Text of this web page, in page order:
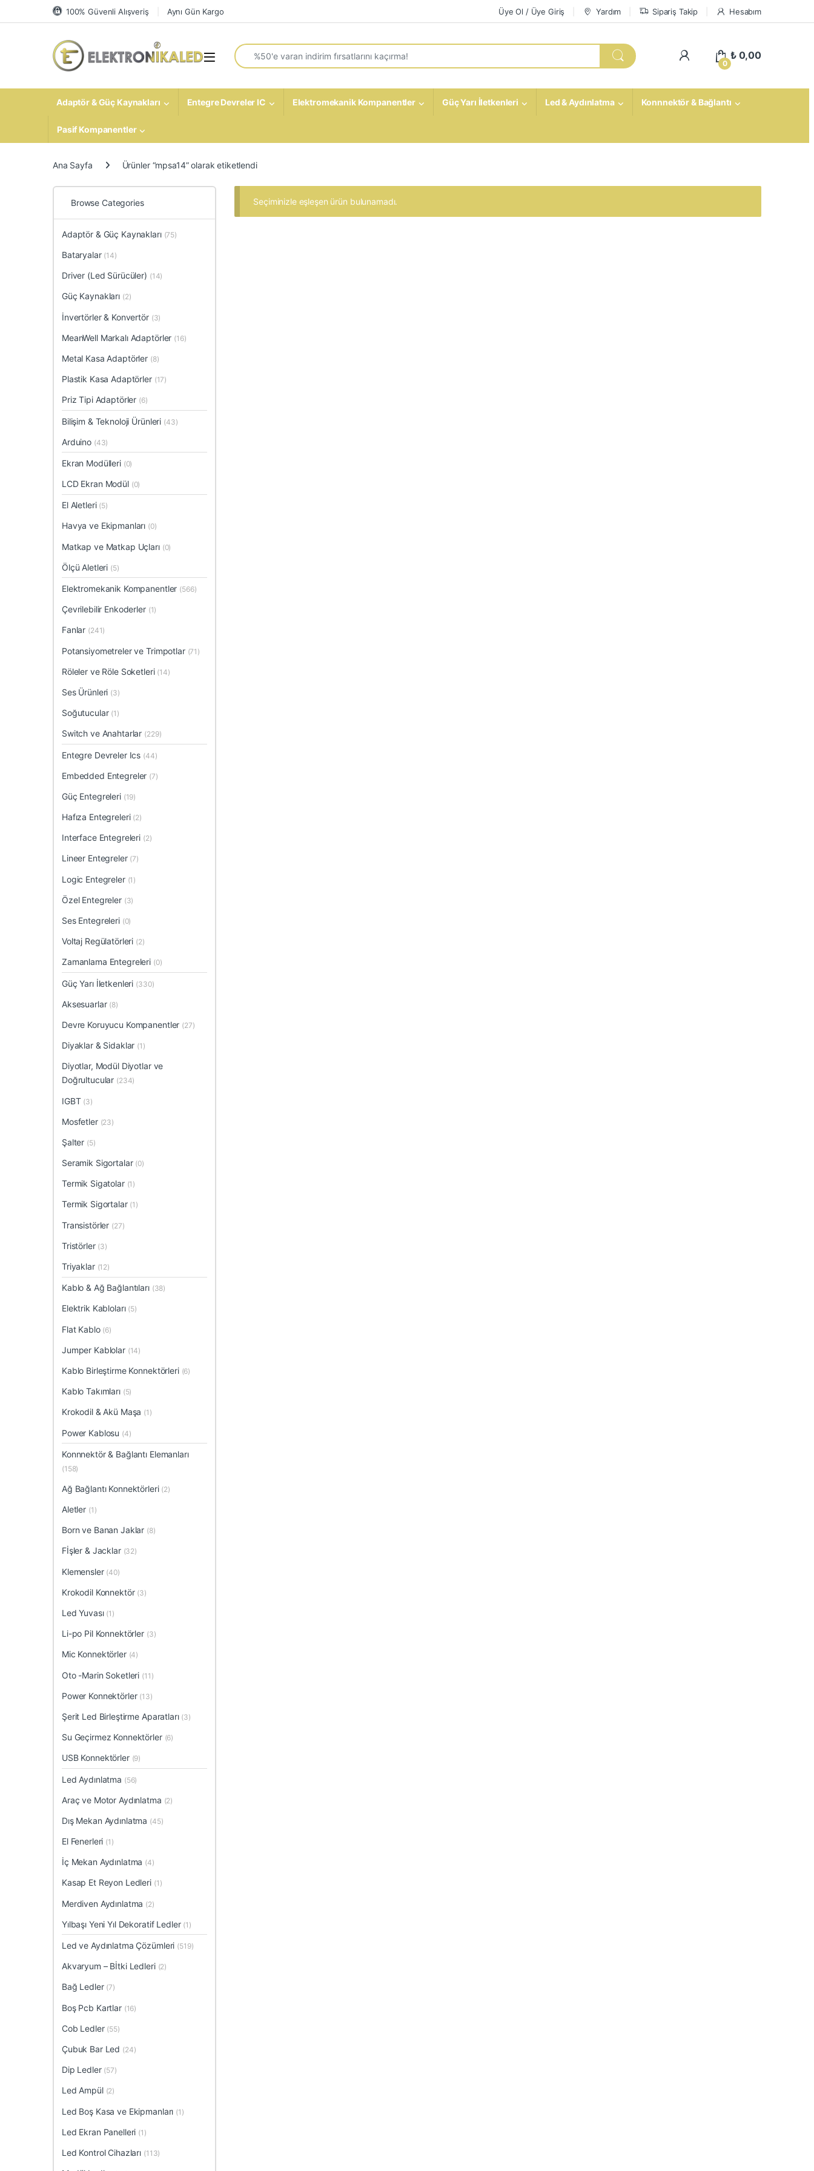
Skip to navigation
Skip to content 100% Güvenli Alışveriş Aynı Gün Kargo Üye Ol / Üye Giriş Yardım Sipariş Takip Hesabım
Open
Search for:
My Account
0
₺0,00
Adaptör & Güç Kaynakları Entegre Devreler IC Elektromekanik Kompanentler Güç Yarı İletkenleri Led & Aydınlatma Konnnektör & Bağlantı
Pasif Kompanentler
Ana Sayfa Ürünler “mpsa14” olarak etiketlendi
Seçiminizle eşleşen ürün bulunamadı.
Browse Categories
Adaptör & Güç Kaynakları (75)
Bataryalar (14)
Driver (Led Sürücüler) (14)
Güç Kaynakları (2)
İnvertörler & Konvertör (3)
MeanWell Markalı Adaptörler (16)
Metal Kasa Adaptörler (8)
Plastik Kasa Adaptörler (17)
Priz Tipi Adaptörler (6)
Bilişim & Teknoloji Ürünleri (43)
Arduino (43)
Ekran Modülleri (0)
LCD Ekran Modül (0)
El Aletleri (5)
Havya ve Ekipmanları (0)
Matkap ve Matkap Uçları (0)
Ölçü Aletleri (5)
Elektromekanik Kompanentler (566)
Çevrilebilir Enkoderler (1)
Fanlar (241)
Potansiyometreler ve Trimpotlar (71)
Röleler ve Röle Soketleri (14)
Ses Ürünleri (3)
Soğutucular (1)
Switch ve Anahtarlar (229)
Entegre Devreler Ics (44)
Embedded Entegreler (7)
Güç Entegreleri (19)
Hafıza Entegreleri (2)
Interface Entegreleri (2)
Lineer Entegreler (7)
Logic Entegreler (1)
Özel Entegreler (3)
Ses Entegreleri (0)
Voltaj Regülatörleri (2)
Zamanlama Entegreleri (0)
Güç Yarı İletkenleri (330)
Aksesuarlar (8)
Devre Koruyucu Kompanentler (27)
Diyaklar & Sidaklar (1)
Diyotlar, Modül Diyotlar ve
Doğrultucular (234)
IGBT (3)
Mosfetler (23)
Şalter (5)
Seramik Sigortalar (0)
Termik Sigatolar (1)
Termik Sigortalar (1)
Transistörler (27)
Tristörler (3)
Triyaklar (12)
Kablo & Ağ Bağlantıları (38)
Elektrik Kabloları (5)
Flat Kablo (6)
Jumper Kablolar (14)
Kablo Birleştirme Konnektörleri (6)
Kablo Takımları (5)
Krokodil & Akü Maşa (1)
Power Kablosu (4)
Konnnektör & Bağlantı Elemanları
(158)
Ağ Bağlantı Konnektörleri (2)
Aletler (1)
Born ve Banan Jaklar (8)
Fİşler & Jacklar (32)
Klemensler (40)
Krokodil Konnektör (3)
Led Yuvası (1)
Li-po Pil Konnektörler (3)
Mic Konnektörler (4)
Oto -Marin Soketleri (11)
Power Konnektörler (13)
Şerit Led Birleştirme Aparatları (3)
Su Geçirmez Konnektörler (6)
USB Konnektörler (9)
Led Aydınlatma (56)
Araç ve Motor Aydınlatma (2)
Dış Mekan Aydınlatma (45)
El Fenerleri (1)
İç Mekan Aydınlatma (4)
Kasap Et Reyon Ledleri (1)
Merdiven Aydınlatma (2)
Yılbaşı Yeni Yıl Dekoratif Ledler (1)
Led ve Aydınlatma Çözümleri (519)
Akvaryum – Bİtki Ledleri (2)
Bağ Ledler (7)
Boş Pcb Kartlar (16)
Cob Ledler (55)
Çubuk Bar Led (24)
Dip Ledler (57)
Led Ampül (2)
Led Boş Kasa ve Ekipmanları (1)
Led Ekran Panelleri (1)
Led Kontrol Cihazları (113)